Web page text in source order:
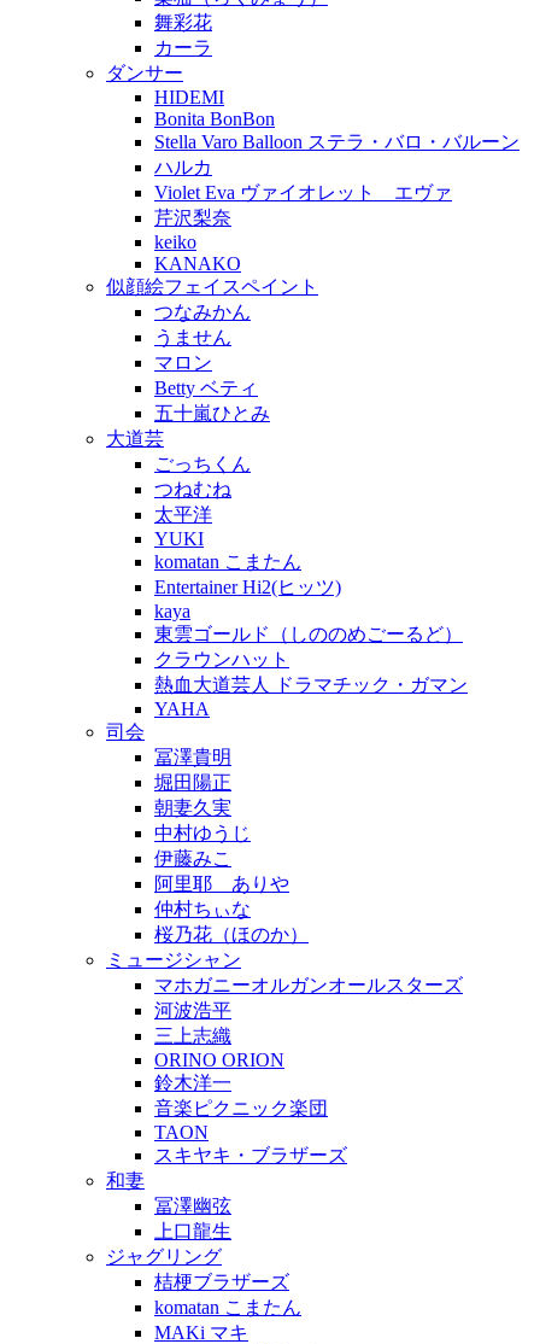
舞彩花
カーラ
ダンサー
HIDEMI
Bonita BonBon
Stella Varo Balloon ステラ・バロ・バルーン
ハルカ
Violet Eva ヴァイオレット エヴァ
芹沢梨奈
keiko
KANAKO
似顔絵フェイスペイント
つなみかん
うません
マロン
Betty ベティ
五十嵐ひとみ
大道芸
ごっちくん
つねむね
太平洋
YUKI
komatan こまたん
Entertainer Hi2(ヒッツ)
kaya
東雲ゴールド（しののめごーるど）
クラウンハット
熱血大道芸人 ドラマチック・ガマン
YAHA
司会
冨澤貴明
堀田陽正
朝妻久実
中村ゆうじ
伊藤みこ
阿里耶 ありや
仲村ちぃな
桜乃花（ほのか）
ミュージシャン
マホガニーオルガンオールスターズ
河波浩平
三上志織
ORINO ORION
鈴木洋一
音楽ピクニック楽団
TAON
スキヤキ・ブラザーズ
和妻
冨澤幽弦
上口龍生
ジャグリング
桔梗ブラザーズ
komatan こまたん
MAKi マキ